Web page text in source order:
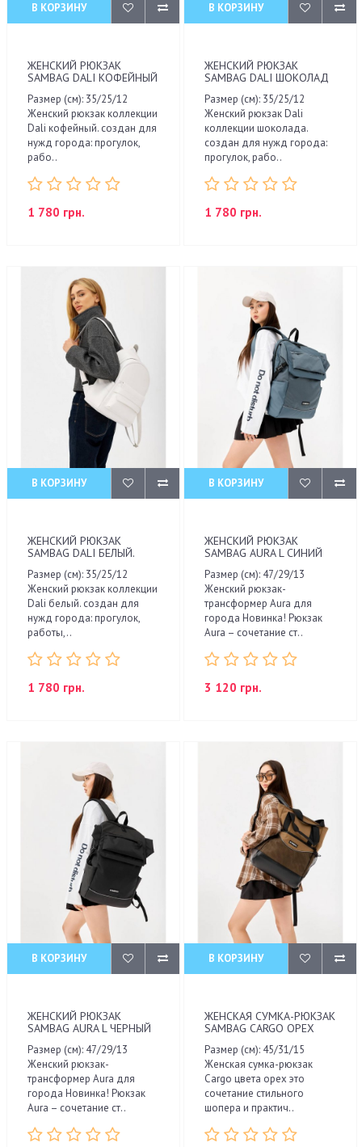
В КОРЗИНУ
ЖЕНСКИЙ РЮКЗАК
SAMBAG DALI КОФЕЙНЫЙ
Размер (см): 35/25/12
Женский рюкзак коллекции
Dali кофейный. создан для
нужд города: прогулок,
рабо..
1 780 грн.
В КОРЗИНУ
ЖЕНСКИЙ РЮКЗАК
SAMBAG DALI ШОКОЛАД
Размер (см): 35/25/12
Женский рюкзак Dali
коллекции шоколада.
создан для нужд города:
прогулок, рабо..
1 780 грн.
В КОРЗИНУ
ЖЕНСКИЙ РЮКЗАК
SAMBAG DALI БЕЛЫЙ.
Размер (см): 35/25/12
Женский рюкзак коллекции
Dali белый. создан для
нужд города: прогулок,
работы,..
1 780 грн.
В КОРЗИНУ
ЖЕНСКИЙ РЮКЗАК
SAMBAG AURA L СИНИЙ
Размер (см): 47/29/13
Женский рюкзак-
трансформер Aura для
города Новинка! Рюкзак
Aura – сочетание ст..
3 120 грн.
В КОРЗИНУ
ЖЕНСКИЙ РЮКЗАК
SAMBAG AURA L ЧЕРНЫЙ
Размер (см): 47/29/13
Женский рюкзак-
трансформер Aura для
города Новинка! Рюкзак
Aura – сочетание ст..
В КОРЗИНУ
ЖЕНСКАЯ СУМКА-РЮКЗАК
SAMBAG CARGO ОРЕХ
Размер (см): 45/31/15
Женская сумка-рюкзак
Cargo цвета орех это
сочетание стильного
шопера и практич..